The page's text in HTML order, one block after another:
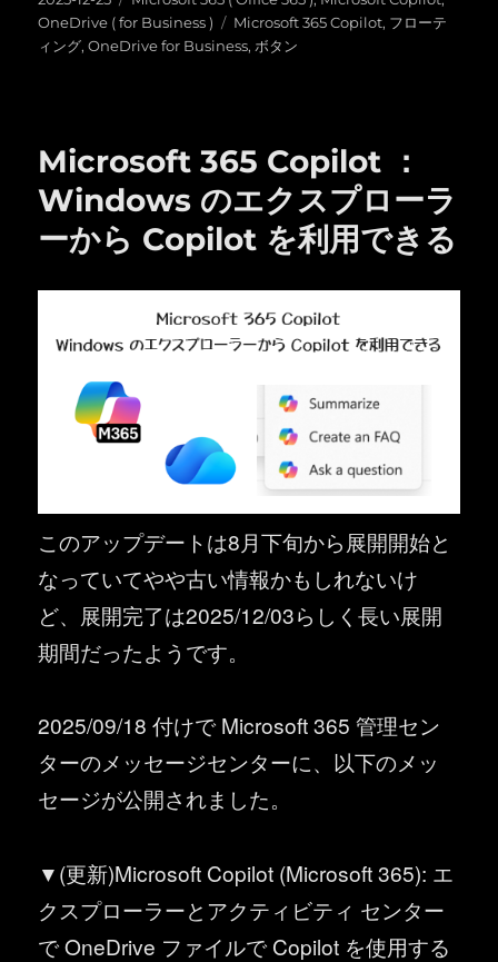
稿
日:
テ
ゴ
OneDrive ( for Business )
タ
グ
Microsoft 365 Copilot, フローテ
ィング,OneDrive for Business, ボタン
Microsoft 365 Copilot ：
Windows のエクスプローラ
ーから Copilot を利用できる
このアップデートは8月下旬から展開開始と
なっていてやや古い情報かもしれないけ
ど、展開完了は2025/12/03らしく長い展開
期間だったようです。
2025/09/18 付けで Microsoft 365 管理セン
ターのメッセージセンターに、以下のメッ
セージが公開されました。
▼(更新)Microsoft Copilot (Microsoft 365): エ
クスプローラーとアクティビティ センター
で OneDrive ファイルで Copilot を使用する